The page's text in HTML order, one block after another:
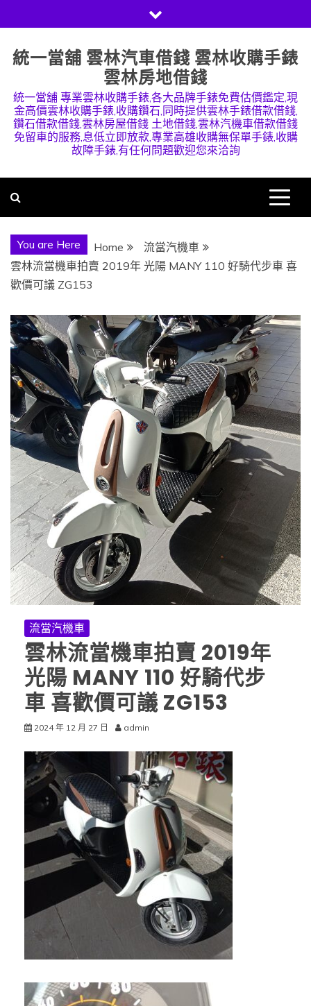
to
content
統一當舖 雲林汽車借錢 雲林收購手錶
雲林房地借錢
統一當舖 專業雲林收購手錶,各大品牌手錶免費估價鑑定,現
金高價雲林收購手錶,收購鑽石,同時提供雲林手錶借款借錢,
鑽石借款借錢,雲林房屋借錢 土地借錢,雲林汽機車借款借錢
免留車的服務,息低立即放款,專業高雄收購無保單手錶,收購
故障手錶,有任何問題歡迎您來洽詢
You are Here Home
流當汽機車
雲林流當機車拍賣 2019年 光陽 MANY 110 好騎代步車 喜
歡價可議 ZG153
流當汽機車
雲林流當機車拍賣 2019年
光陽 MANY 110 好騎代步
車 喜歡價可議 ZG153
2024 年 12 月 27 日 admin